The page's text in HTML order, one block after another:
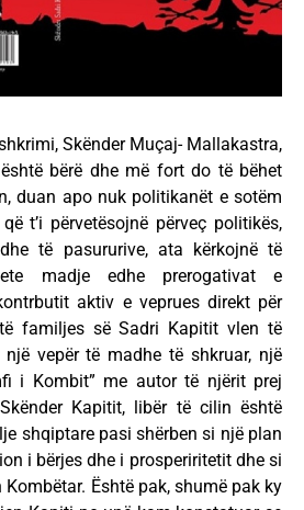
Skënder Muçaj- Mallakastra,
bërë dhe më fort do të bëhet
duan apo nuk politikanët e sotëm
t’i përvetësojnë përveç politikës,
të pasururive, ata kërkojnë të
madje edhe prerogativat e
aktiv e veprues direkt për
familjes së Sadri Kapitit vlen të
vepër të madhe të shkruar, një
i Kombit” me autor të njërit prej
Kapitit, libër të cilin është
shqiptare pasi shërben si një plan
i bërjes dhe i prosperiritetit dhe si
Është pak, shumë pak ky